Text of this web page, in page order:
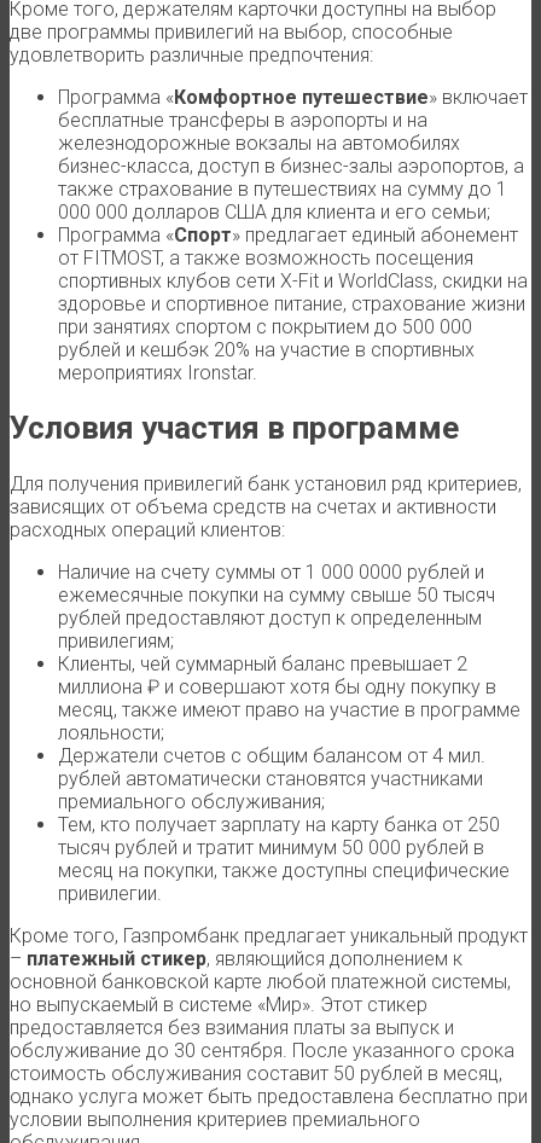
Кроме того, держателям карточки доступны на выбор
две программы привилегий на выбор, способные
удовлетворить различные предпочтения:
Программа «Комфортное путешествие» включает
бесплатные трансферы в аэропорты и на
железнодорожные вокзалы на автомобилях
бизнес-класса, доступ в бизнес-залы аэропортов, а
также страхование в путешествиях на сумму до 1
000 000 долларов США для клиента и его семьи;
Программа «Спорт» предлагает единый абонемент
от FITMOST, а также возможность посещения
спортивных клубов сети X-Fit и WorldClass, скидки на
здоровье и спортивное питание, страхование жизни
при занятиях спортом с покрытием до 500 000
рублей и кешбэк 20% на участие в спортивных
мероприятиях Ironstar.
Условия участия в программе
Для получения привилегий банк установил ряд критериев,
зависящих от объема средств на счетах и активности
расходных операций клиентов:
Наличие на счету суммы от 1 000 0000 рублей и
ежемесячные покупки на сумму свыше 50 тысяч
рублей предоставляют доступ к определенным
привилегиям;
Клиенты, чей суммарный баланс превышает 2
миллиона ₽ и совершают хотя бы одну покупку в
месяц, также имеют право на участие в программе
лояльности;
Держатели счетов с общим балансом от 4 мил.
рублей автоматически становятся участниками
премиального обслуживания;
Тем, кто получает зарплату на карту банка от 250
тысяч рублей и тратит минимум 50 000 рублей в
месяц на покупки, также доступны специфические
привилегии.
Кроме того, Газпромбанк предлагает уникальный продукт
– платежный стикер, являющийся дополнением к
основной банковской карте любой платежной системы,
но выпускаемый в системе «Мир». Этот стикер
предоставляется без взимания платы за выпуск и
обслуживание до 30 сентября. После указанного срока
стоимость обслуживания составит 50 рублей в месяц,
однако услуга может быть предоставлена бесплатно при
условии выполнения критериев премиального